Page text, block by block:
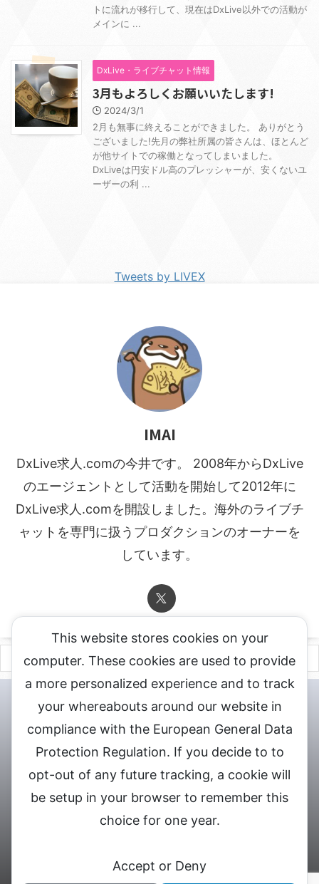
トに流れが移行して、現在はDxLive以外での活動が
メインに ...
DxLive・ライブチャット情報
3月もよろしくお願いいたします!
2024/3/1
2月も無事に終えることができました。 ありがとう
ございました!先月の弊社所属の皆さんは、ほとんど
が他サイトでの稼働となってしまいました。
DxLiveは円安ドル高のプレッシャーが、安くないユ
ーザーの利 ...
Tweets by LIVEX
IMAI
DxLive求人.comの今井です。 2008年からDxLive
のエージェントとして活動を開始して2012年に
DxLive求人.comを開設しました。海外のライブチ
ャットを専門に扱うプロダクションのオーナーを
しています。
チャットレディ登録申込 DXLIVE求人.comへお問合せ
DXLIVE 退
会・解約・移籍の申請
式サイト
DXLIVEのチャットレディ求人情報サイト
This website stores cookies on your
computer. These cookies are used to provide
a more personalized experience and to track
your whereabouts around our website in
compliance with the European General Data
Protection Regulation. If you decide to to
opt-out of any future tracking, a cookie will
be setup in your browser to remember this
choice for one year.
Accept or Deny